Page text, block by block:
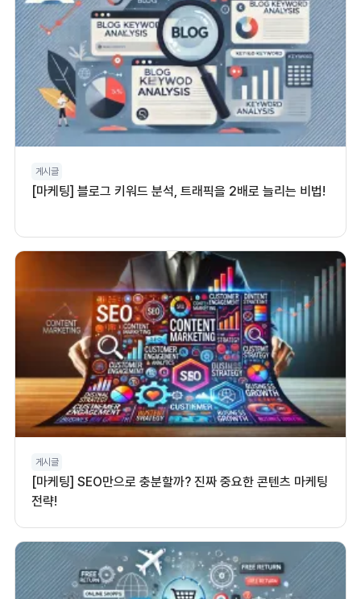
게시글
[마케팅] 블로그 키워드 분석, 트래픽을 2배로 늘리는 비법!
게시글
[마케팅] SEO만으로 충분할까? 진짜 중요한 콘텐츠 마케팅
전략!